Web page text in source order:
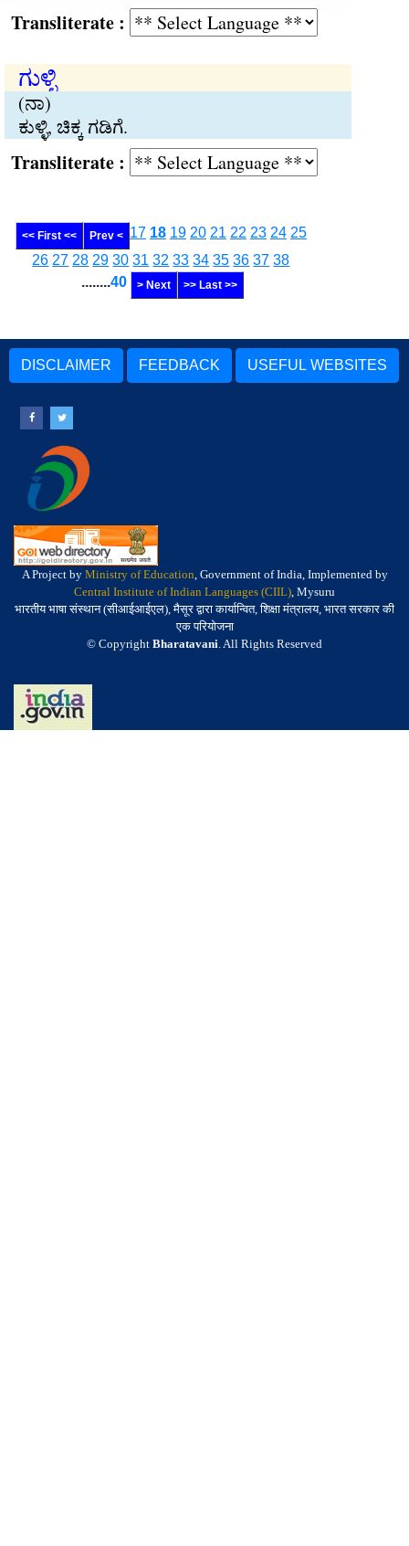
:
ಗುಳ್ಳಿ
(ನಾ)
ಕುಳ್ಳಿ, ಚಿಕ್ಕ ಗಡಿಗೆ.
:
<< First << Prev < 17 18 19 20 21 22 23 24 25
26 27 28 29 30 31 32 33 34 35 36 37 38
........40 > Next >> Last >>
DISCLAIMER FEEDBACK USEFUL WEBSITES
A Project by Ministry of Education, Government of India, Implemented by
Central Institute of Indian Languages (CIIL), Mysuru
भारतीय भाषा संस्थान (सीआईआईएल), मैसूर द्वारा कार्यान्वित, शिक्षा मंत्रालय, भारत सरकार की
एक परियोजना
© Copyright Bharatavani. All Rights Reserved